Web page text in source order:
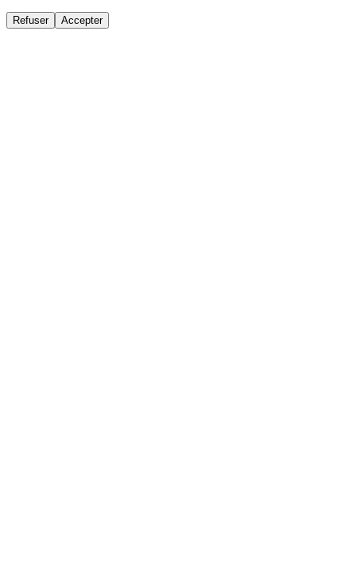
Refuser Accepter